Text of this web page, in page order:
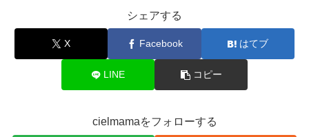
シェアする
X Facebook はてブ
LINE コピー
cielmamaをフォローする